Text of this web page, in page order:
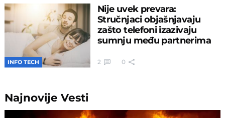
INFO TECH
Nije uvek prevara:
Stručnjaci objašnjavaju
zašto telefoni izazivaju
sumnju među partnerima
2 0
NajnovijeVesti